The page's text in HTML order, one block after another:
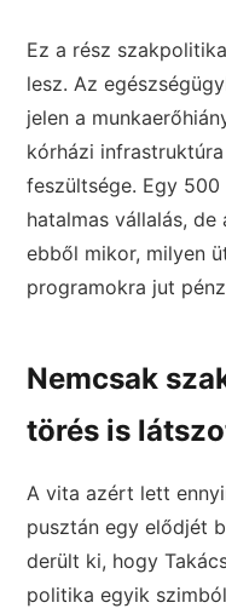
Ez a rész
lesz. Az
jelen a
kórházi
feszültsége. Egy
hatalmas vállalás,
ebből mikor, milyen
programokra jut
Nemcsak
törés is
A vita azért lett
pusztán egy elődjét
derült ki, hogy
politika egyik